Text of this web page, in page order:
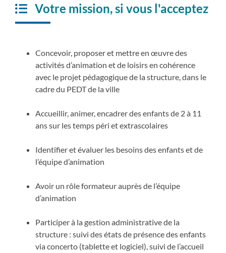
Votre mission, si vous l'acceptez
Concevoir, proposer et mettre en œuvre des
activités d’animation et de loisirs en cohérence
avec le projet pédagogique de la structure, dans le
cadre du PEDT de la ville
Accueillir, animer, encadrer des enfants de 2 à 11
ans sur les temps péri et extrascolaires
Identifier et évaluer les besoins des enfants et de
l’équipe d’animation
Avoir un rôle formateur auprès de l’équipe
d’animation
Participer à la gestion administrative de la
structure : suivi des états de présence des enfants
via concerto (tablette et logiciel), suivi de l’accueil